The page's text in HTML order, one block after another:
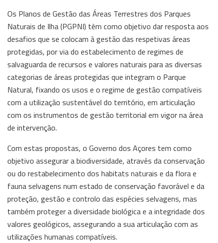
Os Planos de Gestão das Áreas Terrestres dos Parques
Naturais de Ilha (PGPNI) têm como objetivo dar resposta aos
desafios que se colocam à gestão das respetivas áreas
protegidas, por via do estabelecimento de regimes de
salvaguarda de recursos e valores naturais para as diversas
categorias de áreas protegidas que integram o Parque
Natural, fixando os usos e o regime de gestão compatíveis
com a utilização sustentável do território, em articulação
com os instrumentos de gestão territorial em vigor na área
de intervenção.
Com estas propostas, o Governo dos Açores tem como
objetivo assegurar a biodiversidade, através da conservação
ou do restabelecimento dos habitats naturais e da flora e
fauna selvagens num estado de conservação favorável e da
proteção, gestão e controlo das espécies selvagens, mas
também proteger a diversidade biológica e a integridade dos
valores geológicos, assegurando a sua articulação com as
utilizações humanas compatíveis.